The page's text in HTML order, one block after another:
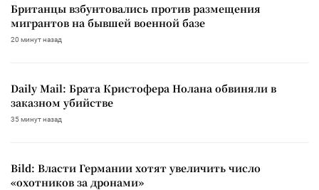
Британцы взбунтовались против размещения
мигрантов на бывшей военной базе
20 минут назад
Daily Mail: Брата Кристофера Нолана обвиняли в
заказном убийстве
35 минут назад
Bild: Власти Германии хотят увеличить число
«охотников за дронами»